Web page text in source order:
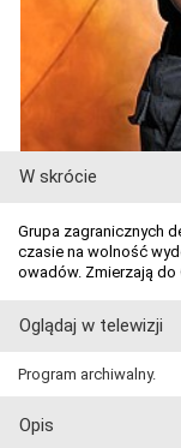
W skrócie
Grupa zagranicznych
czasie na wolność
owadów. Zmierzają do
Oglądaj w telewizji
Program archiwalny.
Opis